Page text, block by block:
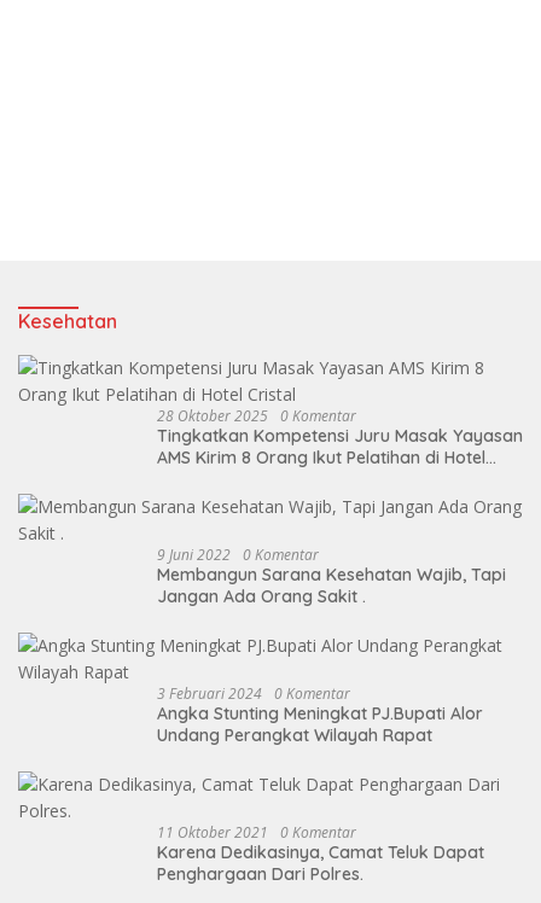
Kesehatan
28 Oktober 2025 0 Komentar
Tingkatkan Kompetensi Juru Masak Yayasan
AMS Kirim 8 Orang Ikut Pelatihan di Hotel
9 Juni 2022 0 Komentar
Membangun Sarana Kesehatan Wajib, Tapi
Jangan Ada Orang Sakit .
3 Februari 2024 0 Komentar
Angka Stunting Meningkat PJ.Bupati Alor
Undang Perangkat Wilayah Rapat
11 Oktober 2021 0 Komentar
Karena Dedikasinya, Camat Teluk Dapat
Penghargaan Dari Polres.